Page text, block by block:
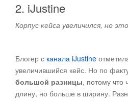
2. iJustine
Корпус кейса увеличился, но
Блогер с канала iJustine
увеличившийся кейс. Но по
большой разницы, потому что
длину, но больше в ширину.